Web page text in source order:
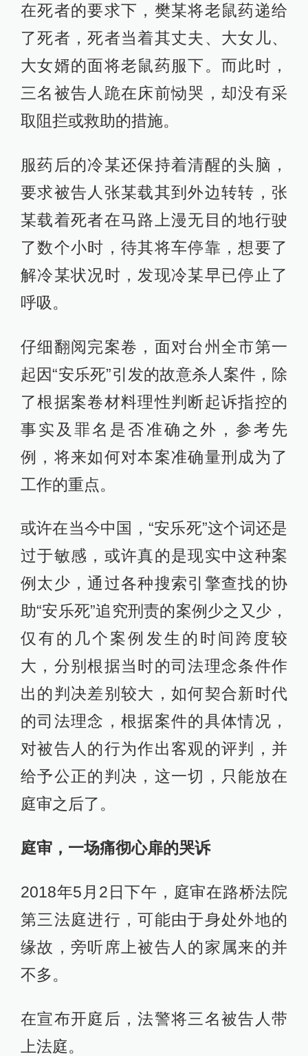
在死者的要求下，樊某将老鼠药递给
了死者，死者当着其丈夫、大女儿、
大女婿的面将老鼠药服下。而此时，
三名被告人跪在床前恸哭，却没有采
取阻拦或救助的措施。
服药后的冷某还保持着清醒的头脑，
要求被告人张某载其到外边转转，张
某载着死者在马路上漫无目的地行驶
了数个小时，待其将车停靠，想要了
解冷某状况时，发现冷某早已停止了
呼吸。
仔细翻阅完案卷，面对台州全市第一
起因“安乐死”引发的故意杀人案件，除
了根据案卷材料理性判断起诉指控的
事实及罪名是否准确之外，参考先
例，将来如何对本案准确量刑成为了
工作的重点。
或许在当今中国，“安乐死”这个词还是
过于敏感，或许真的是现实中这种案
例太少，通过各种搜索引擎查找的协
助“安乐死”追究刑责的案例少之又少，
仅有的几个案例发生的时间跨度较
大，分别根据当时的司法理念条件作
出的判决差别较大，如何契合新时代
的司法理念，根据案件的具体情况，
对被告人的行为作出客观的评判，并
给予公正的判决，这一切，只能放在
庭审之后了。
庭审，一场痛彻心扉的哭诉
2018年5月2日下午，庭审在路桥法院
第三法庭进行，可能由于身处外地的
缘故，旁听席上被告人的家属来的并
不多。
在宣布开庭后，法警将三名被告人带
上法庭。